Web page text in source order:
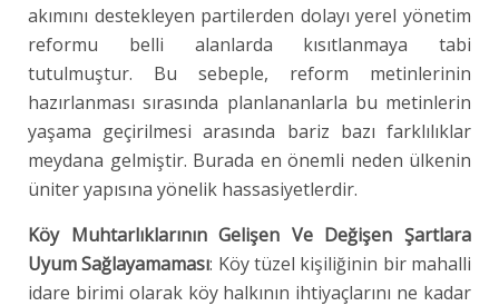
akımını destekleyen partilerden dolayı yerel yönetim
reformu belli alanlarda kısıtlanmaya tabi
tutulmuştur. Bu sebeple, reform metinlerinin
hazırlanması sırasında planlananlarla bu metinlerin
yaşama geçirilmesi arasında bariz bazı farklılıklar
meydana gelmiştir. Burada en önemli neden ülkenin
üniter yapısına yönelik hassasiyetlerdir.
Köy Muhtarlıklarının Gelişen Ve Değişen Şartlara
Uyum Sağlayamaması: Köy tüzel kişiliğinin bir mahalli
idare birimi olarak köy halkının ihtiyaçlarını ne kadar